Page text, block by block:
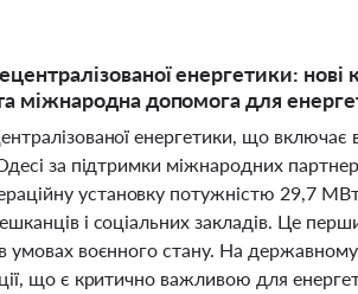
енергетики:
міжнародна допомога для
енергетики, що
за підтримки міжнародних
установку потужністю 29,7
і соціальних закладів. Це
умовах воєнного стану. На
що є критично важливою для